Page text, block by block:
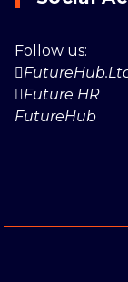
Follow us:
Future HR
FutureHub